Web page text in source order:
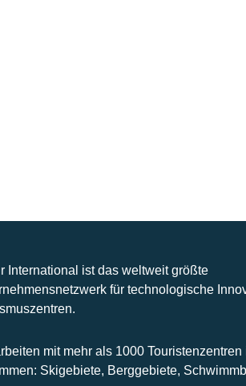
International ist das weltweit größte
für technologische
mit mehr als 1000 Touristenzentren
Skigebiete, Berggebiete,